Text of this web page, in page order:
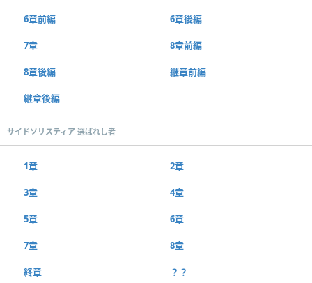
6章前編 6章後編
7章 8章前編
8章後編 継章前編
継章後編
サイドソリスティア 選ばれし者
1章 2章
3章 4章
5章 6章
7章 8章
終章 ？？